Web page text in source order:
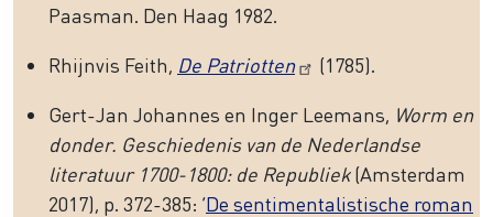
Paasman. Den Haag 1982.
Rhijnvis Feith, De Patriotten
(1785).
Gert-Jan Johannes en Inger Leemans, Worm en
donder. Geschiedenis van de Nederlandse
literatuur 1700-1800: de Republiek(Amsterdam
2017), p. 372-385: ‘De sentimentalistische roman